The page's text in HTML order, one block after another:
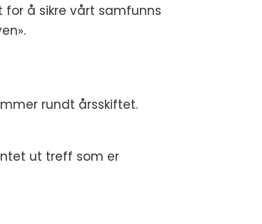
for å sikre vårt samfunns
rundt årsskiftet.
ut treff som er